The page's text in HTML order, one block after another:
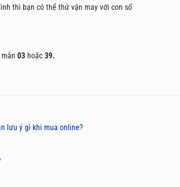
thì bạn có thể thử vận may với con số
03 hoặc 39.
lưu ý gì khi mua online?